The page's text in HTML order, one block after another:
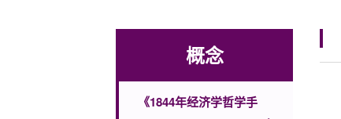
概念
《1844年经济学哲学手